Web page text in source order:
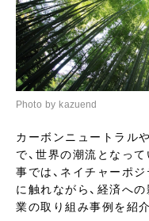
Photo by kazuend
カーボンニュートラル
で、世界の潮流となっ
事では、ネイチャーポ
に触れながら、経済へ
業の取り組み事例を紹介